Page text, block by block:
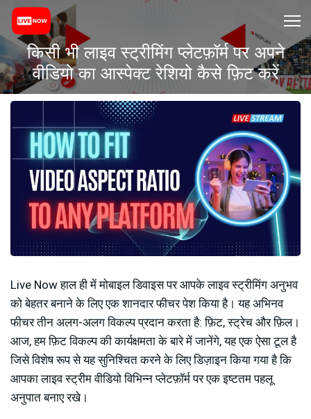
किसी भी लाइव स्ट्रीमिंग प्लेटफ़ॉर्म पर अपने
वीडियो का आस्पेक्ट रेशियो कैसे फ़िट करें
Live Now हाल ही में मोबाइल डिवाइस पर आपके लाइव स्ट्रीमिंग अनुभव
को बेहतर बनाने के लिए एक शानदार फीचर पेश किया है। यह अभिनव
फीचर तीन अलग-अलग विकल्प प्रदान करता है: फ़िट, स्ट्रेच और फ़िल।
आज, हम फ़िट विकल्प की कार्यक्षमता के बारे में जानेंगे, यह एक ऐसा टूल है
जिसे विशेष रूप से यह सुनिश्चित करने के लिए डिज़ाइन किया गया है कि
आपका लाइव स्ट्रीम वीडियो विभिन्न प्लेटफ़ॉर्म पर एक इष्टतम पहलू
अनुपात बनाए रखे।